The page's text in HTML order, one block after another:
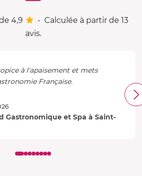
4,9 - Calculée à partir de 13
avis.
à l'apaisement et mets
Française.
Gastronomique et Spa à Saint-